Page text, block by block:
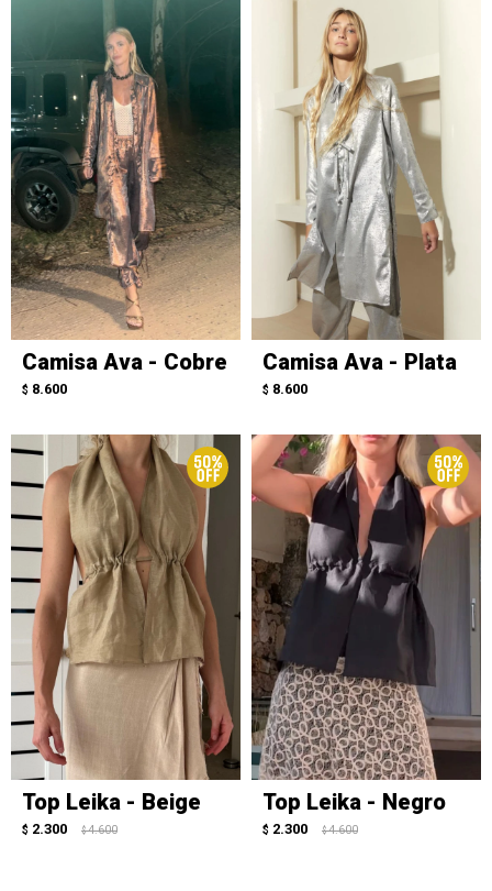
Camisa Ava - Cobre
$ 8.600
Camisa Ava - Plata
$ 8.600
Top Leika - Beige
$ 2.300 $ 4.600
Top Leika - Negro
$ 2.300 $ 4.600